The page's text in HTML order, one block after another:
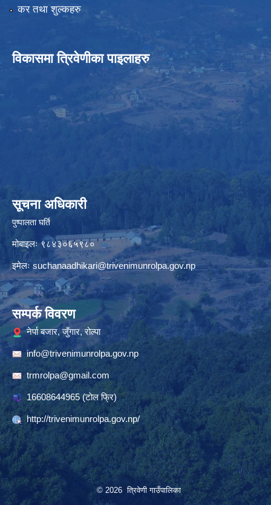
कर तथा शुल्कहरु
विकासमा त्रिवेणीका पाइलाहरु
सूचना अधिकारी
पुष्पालता घर्ति
मोबाइलः ९८४३०६५९८०
इमेलःsuchanaadhikari@trivenimunrolpa.gov.np
सम्पर्क विवरण
नेर्पा बजार, जुँगार, रोल्पा
info@trivenimunrolpa.gov.np
trmrolpa@gmail.com
16608644965(टाेल फ्रि)
http://trivenimunrolpa.gov.np/
© 2026 त्रिवेणी गाउँपालिका